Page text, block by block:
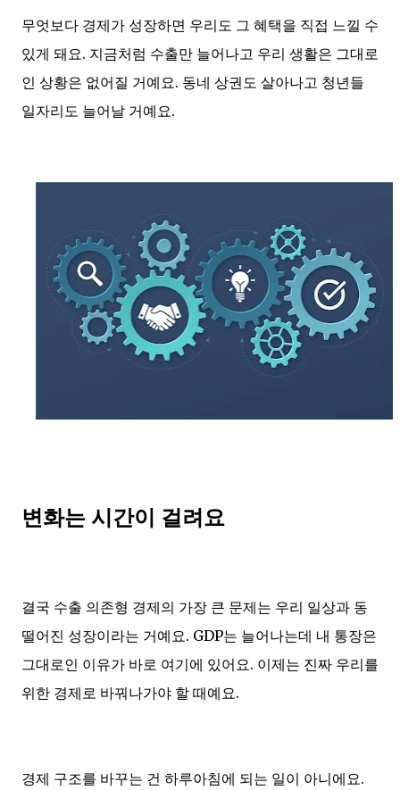
무엇보다 경제가 성장하면 우리도 그 혜택을 직접 느낄 수
있게 돼요. 지금처럼 수출만 늘어나고 우리 생활은 그대로
인 상황은 없어질 거예요. 동네 상권도 살아나고 청년들
일자리도 늘어날 거예요.
변화는 시간이 걸려요
결국 수출 의존형 경제의 가장 큰 문제는 우리 일상과 동
떨어진 성장이라는 거예요. GDP는 늘어나는데 내 통장은
그대로인 이유가 바로 여기에 있어요. 이제는 진짜 우리를
위한 경제로 바꿔나가야 할 때예요.
경제 구조를 바꾸는 건 하루아침에 되는 일이 아니에요.